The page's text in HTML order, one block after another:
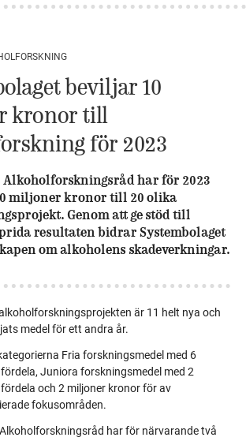
beviljar 10
kronor till
för 2023
Alkoholforskningsråd har för 2023
miljoner kronor till 20 olika
Genom att ge stöd till
resultaten bidrar Systembolaget
om alkoholens skadeverkningar.
är 11 helt nya och
medel för ett andra år.
Fria forskningsmedel med 6
Juniora forskningsmedel med 2
och 2 miljoner kronor för av
fokusområden.
har för närvarande två